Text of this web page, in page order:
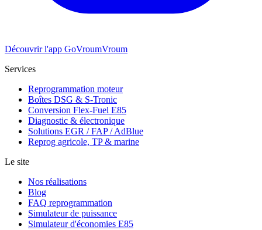
Découvrir l'app GoVroumVroum
Services
Reprogrammation moteur
Boîtes DSG & S-Tronic
Conversion Flex-Fuel E85
Diagnostic & électronique
Solutions EGR / FAP / AdBlue
Reprog agricole, TP & marine
Le site
Nos réalisations
Blog
FAQ reprogrammation
Simulateur de puissance
Simulateur d'économies E85